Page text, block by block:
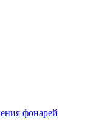
фонарей